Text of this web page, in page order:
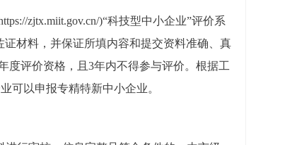
zjtx.miit.gov.cn/)“科技型中小企业”评价系
材料，并保证所填内容和提交资料准确、真
度评价资格，且3年内不得参与评价。根据工
可以申报专精特新中小企业。